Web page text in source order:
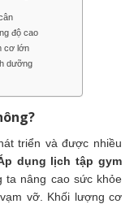
độ cao
cơ lớn
dưỡng
triển và được nhiều
dụng lịch tập gym
ta nâng cao sức khỏe
vỡ. Khối lượng cơ